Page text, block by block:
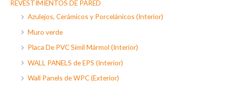
REVESTIMIENTOS DE PARED
Azulejos, Cerámicos y Porcelánicos (Interior)
Muro verde
Placa De PVC Símil Mármol (Interior)
WALL PANELS de EPS (Interior)
Wall Panels de WPC (Exterior)